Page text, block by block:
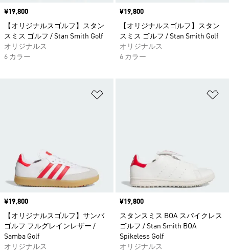
価格
¥19,800
【オリジナルスゴルフ】スタン
スミス ゴルフ / Stan Smith Golf
オリジナルス
6 カラー
価格
¥19,800
【オリジナルスゴルフ】スタン
スミス ゴルフ / Stan Smith Golf
オリジナルス
6 カラー
価格
¥19,800
【オリジナルスゴルフ】サンバ
ゴルフ フルグレインレザー /
Samba Golf
オリジナルス
価格
¥19,800
スタンスミス BOA スパイクレス
ゴルフ / Stan Smith BOA
Spikeless Golf
オリジナルス